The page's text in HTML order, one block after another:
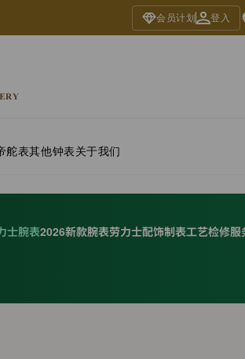
会员计划 登入
舵表其他钟表关于我们
士腕表2026新款腕表劳力士配饰制表工艺检修服